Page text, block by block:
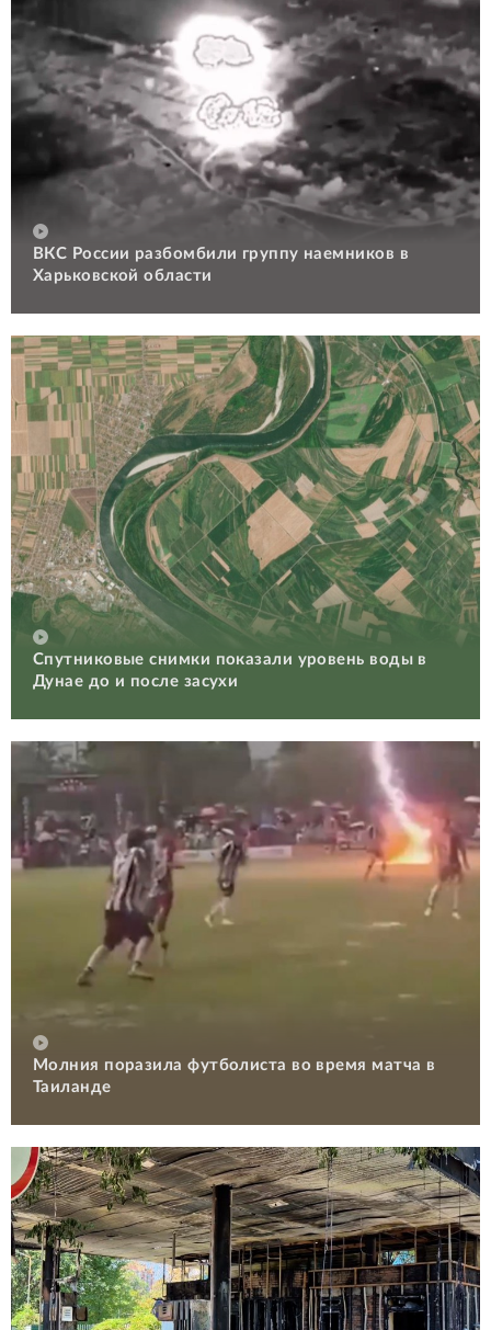
ВКС России разбомбили группу наемников в
Харьковской области
Спутниковые снимки показали уровень воды в
Дунае до и после засухи
Молния поразила футболиста во время матча в
Таиланде